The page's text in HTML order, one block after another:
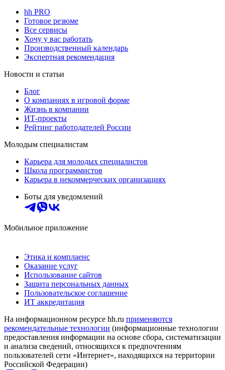
hh PRO
Готовое резюме
Все сервисы
Хочу у вас работать
Производственный календарь
Экспертная рекомендация
Новости и статьи
Блог
О компаниях в игровой форме
Жизнь в компании
ИТ-проекты
Рейтинг работодателей России
Молодым специалистам
Карьера для молодых специалистов
Школа программистов
Карьера в некоммерческих организациях
Боты для уведомлений
Мобильное приложение
Этика и комплаенс
Оказание услуг
Использование сайтов
Защита персональных данных
Пользовательское соглашение
ИТ аккредитация
На информационном ресурсе hh.ru применяются
рекомендательные технологии (информационные технологии
предоставления информации на основе сбора, систематизации
и анализа сведений, относящихся к предпочтениям
пользователей сети «Интернет», находящихся на территории
Российской Федерации)